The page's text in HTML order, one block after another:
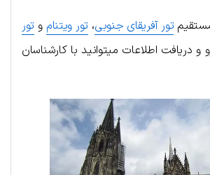
تور آفریقای جنوبی، تور ویتنام و تور
و دریافت اطلاعات میتوانید با کارشناسان